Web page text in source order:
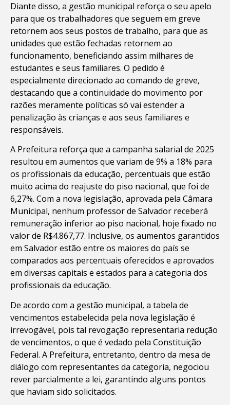
Diante disso, a gestão municipal reforça o seu apelo
para que os trabalhadores que seguem em greve
retornem aos seus postos de trabalho, para que as
unidades que estão fechadas retornem ao
funcionamento, beneficiando assim milhares de
estudantes e seus familiares. O pedido é
especialmente direcionado ao comando de greve,
destacando que a continuidade do movimento por
razões meramente políticas só vai estender a
penalização às crianças e aos seus familiares e
responsáveis.
A Prefeitura reforça que a campanha salarial de 2025
resultou em aumentos que variam de 9% a 18% para
os profissionais da educação, percentuais que estão
muito acima do reajuste do piso nacional, que foi de
6,27%. Com a nova legislação, aprovada pela Câmara
Municipal, nenhum professor de Salvador receberá
remuneração inferior ao piso nacional, hoje fixado no
valor de R$4.867,77. Inclusive, os aumentos garantidos
em Salvador estão entre os maiores do país se
comparados aos percentuais oferecidos e aprovados
em diversas capitais e estados para a categoria dos
profissionais da educação.
De acordo com a gestão municipal, a tabela de
vencimentos estabelecida pela nova legislação é
irrevogável, pois tal revogação representaria redução
de vencimentos, o que é vedado pela Constituição
Federal. A Prefeitura, entretanto, dentro da mesa de
diálogo com representantes da categoria, negociou
rever parcialmente a lei, garantindo alguns pontos
que haviam sido solicitados.